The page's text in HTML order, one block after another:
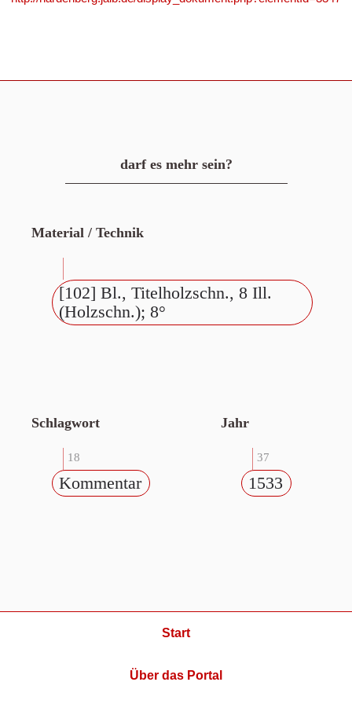
darf es mehr sein?
Material / Technik
[102] Bl., Titelholzschn., 8 Ill.
(Holzschn.); 8°
Schlagwort
18
Kommentar
Jahr
37
1533
Start
Über das Portal